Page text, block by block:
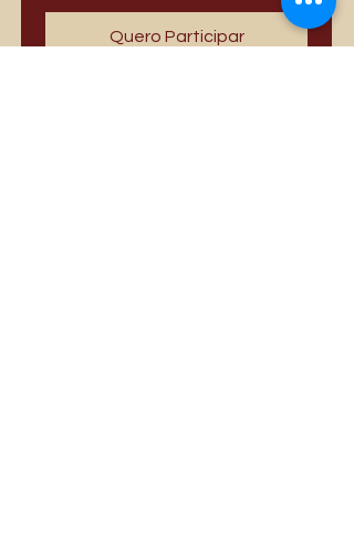
Quero Participar